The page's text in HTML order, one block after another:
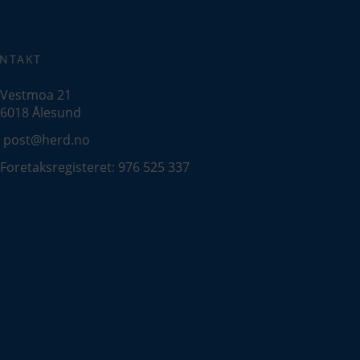
Vestmoa 21
6018 Ålesund
post@herd.no
Foretaksregisteret: 976 525 337